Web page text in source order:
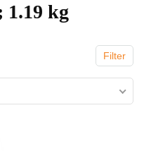
1.19 kg
Filter